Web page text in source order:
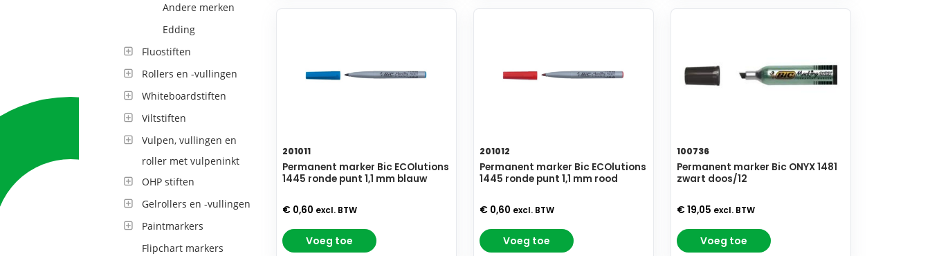
Andere merken
Edding
Fluostiften
Rollers en -vullingen
Whiteboardstiften
Viltstiften
Vulpen, vullingen en
roller met vulpeninkt
OHP stiften
Gelrollers en -vullingen
Paintmarkers
Flipchart markers
201011
Permanent marker Bic ECOlutions
1445 ronde punt 1,1 mm blauw
€ 0,60 excl. BTW
Voeg toe
201012
Permanent marker Bic ECOlutions
1445 ronde punt 1,1 mm rood
€ 0,60 excl. BTW
Voeg toe
100736
Permanent marker Bic ONYX 1481
zwart doos/12
€ 19,05 excl. BTW
Voeg toe